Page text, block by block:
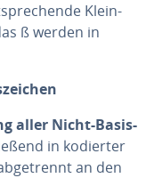
Klein­
ß werden in
aller Nicht-Ba­sis­
in kodierter
an den